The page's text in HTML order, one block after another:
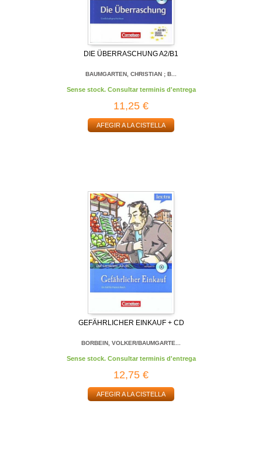
DIE ÜBERRASCHUNG A2/B1
BAUMGARTEN, CHRISTIAN ; B...
Sense stock. Consultar terminis d'entrega
11,25 €
AFEGIR A LA CISTELLA
GEFÄHRLICHER EINKAUF + CD
BORBEIN, VOLKER/BAUMGARTE...
Sense stock. Consultar terminis d'entrega
12,75 €
AFEGIR A LA CISTELLA